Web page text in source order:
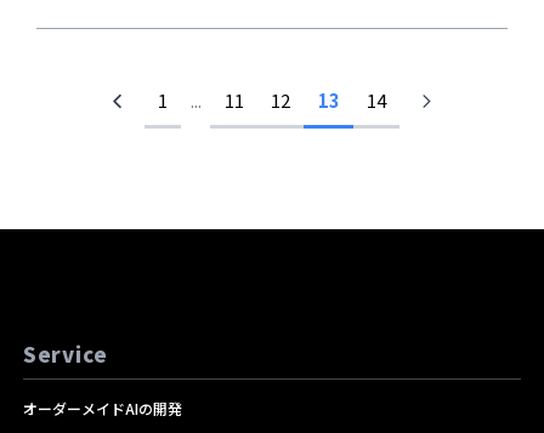
1 ... 11 12 13 14
Service
オーダーメイドAIの開発